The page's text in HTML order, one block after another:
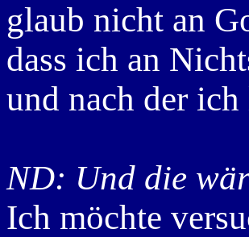
glaub nicht an
dass ich an
und nach der ich
ND: Und die
Ich möchte